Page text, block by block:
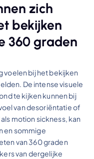
zich
bekijken
360 graden
voelen bij het bekijken
De intense visuele
te kijken kunnen bij
van desoriëntatie of
motion sickness, kan
en sommige
van 360 graden
van dergelijke